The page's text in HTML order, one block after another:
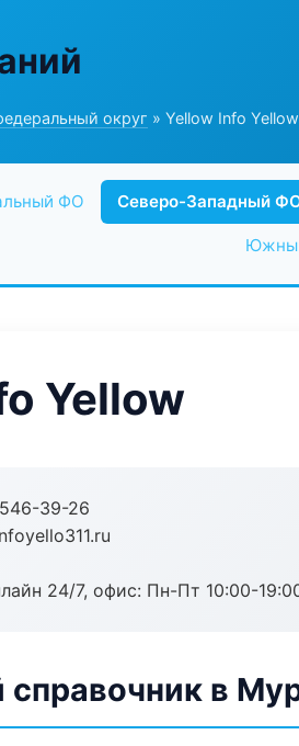
округ » Yellow Info Yellow
ФО Северо-Западный
Yellow
39-26
24/7, офис: Пн-Пт 10:00-
в